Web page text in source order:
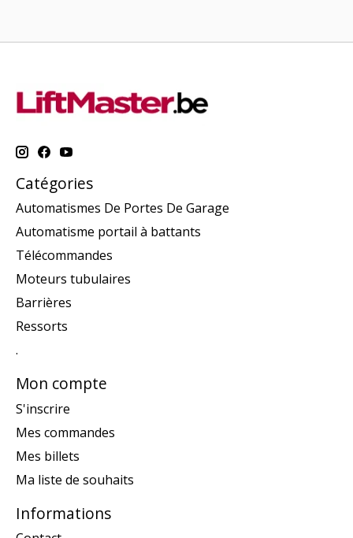
Catégories
Automatismes De Portes De Garage
Automatisme portail à battants
Télécommandes
Moteurs tubulaires
Barrières
Ressorts
.
Mon compte
S'inscrire
Mes commandes
Mes billets
Ma liste de souhaits
Informations